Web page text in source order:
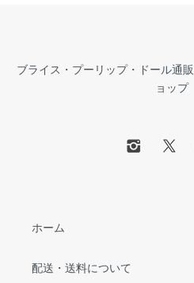
ブライス・プーリップ・ドール通
ョップ
ホーム
配送・送料について